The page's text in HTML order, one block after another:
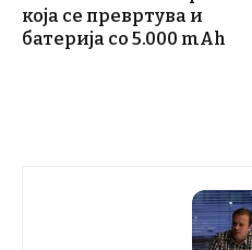
која се превртува и
батерија со 5.000 mAh